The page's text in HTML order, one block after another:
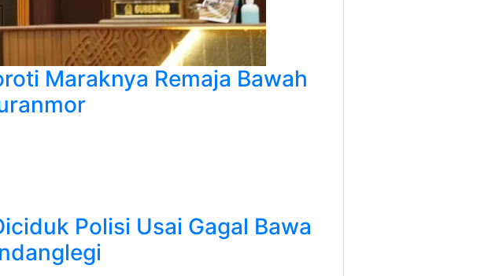
Maraknya Remaja Bawah
Polisi Usai Gagal Bawa